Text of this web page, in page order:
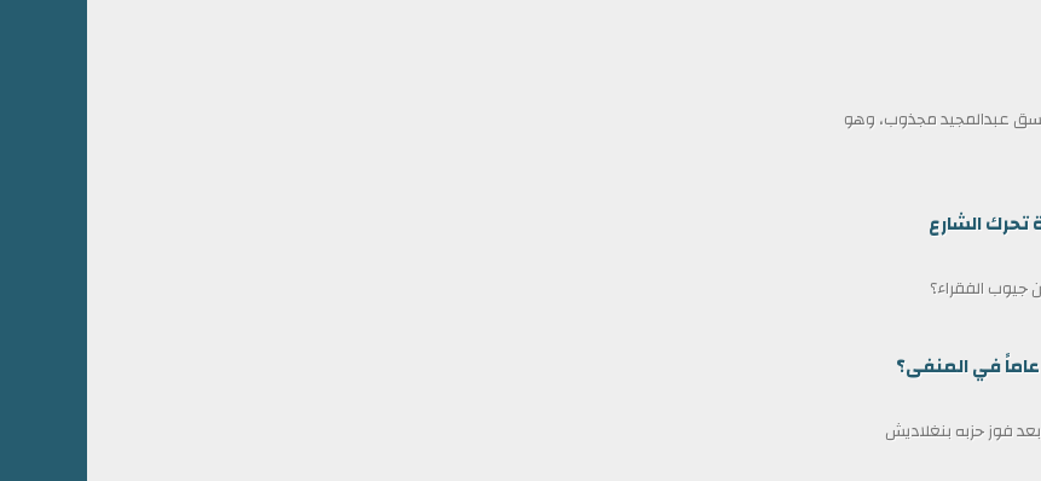
نسق عبدالمجيد مجذوب، وهو
تحرك الشارع
جيوب الفقراء؟
لبنغلاديش في 17 فبراير/شباط، بعد فوز حزبه بنغلاديش